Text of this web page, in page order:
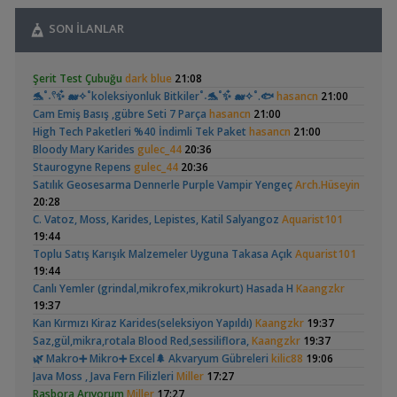
Klorlu Suya Girmiş Pipo Filtre
Filtreleme Seçenekleri
Yeni Üye Forumu
Aquasphere Tr Youtube Kanalı IgorVladimir,23:11
Akvaryum Dünyasından Haberler
Vahşi Beta Ve Labirentli Hobicileri, Birleşin! Cyber_Scout
22:34
Labirentliler
Süngerle 24 Saatte Sessiz Artemia ÇıkarmaBLGHN,21:15
Malzemeler ve Yemler Forumu
Leonardit Zeminli Akvaryum KurulumuBelisarius,20:14
Akvaryum Tanıtımı
Merhaba Bütçem Max 1200 Civarı Sessiz Çift Çıkışlıberat76
19:41
Akvaryum ve Tür Tavsiyesi
Balkondaki Pondum Çok Isınıyor.
Bitki Akvaryumları Genel
37 Litrelik Siyah Neon Tetra AkvaryumumAhmet53,18:02
Akvaryum Tanıtımı
Red Mangrove (rhizophora Mangle)bilentungul
Hongsloi Çiftim Ve
Yavruları
(4)
Betta Antuta
Ramshorn Hakkında
Her Şey
Elma Salyangozu
Akvaryum Kurulumu
(4)
37 Litrelik Siyah
Neon Tetra
Akvaryumum
SON İLANLAR
Şerit Test Çubuğu dark blue 21:08
🐬˚˖𓍢✨໋ 🐋✧˚koleksiyonluk Bitkiler˚˖🐬˚✨໋ 🐋✧˚.🐟hasancn 21:00
Cam Emiş Basış ,gübre Seti 7 Parça hasancn 21:00
High Tech Paketleri %40 İndimli Tek Paket hasancn 21:00
Bloody Mary Karides gulec_44 20:36
Staurogyne Repens gulec_44 20:36
Satılık Geosesarma Dennerle Purple Vampir YengeçArch.Hüseyin
20:28
C. Vatoz, Moss, Karides, Lepistes, Katil Salyangoz Aquarist101
19:44
Toplu Satış Karışık Malzemeler Uyguna Takasa AçıkAquarist101
19:44
Canlı Yemler (grindal,mikrofex,mikrokurt) Hasada H Kaangzkr
19:37
Kan Kırmızı Kiraz Karides(seleksiyon Yapıldı) Kaangzkr 19:37
Saz,gül,mikra,rotala Blood Red,sessiliflora,Kaangzkr 19:37
🌿 Makro➕️ Mikro➕ Excel🌲 Akvaryum Gübreleri kilic88 19:06
Java Moss , Java Fern Filizleri Miller 17:27
Rasbora Arıyorum Miller 17:27